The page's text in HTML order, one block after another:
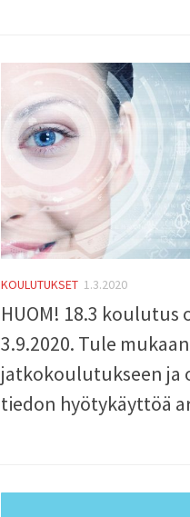
KOULUTUKSET 1.3.2020
HUOM! 18.3 koulutus
3.9.2020. Tule
jatkokoulutukseen ja
tiedon hyötykäyttöä